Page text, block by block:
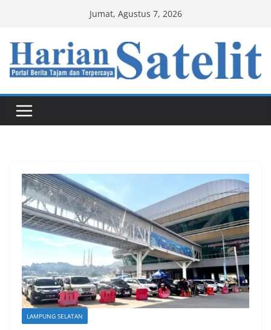
content
Jumat, Agustus 7, 2026
LAMPUNG SELATAN